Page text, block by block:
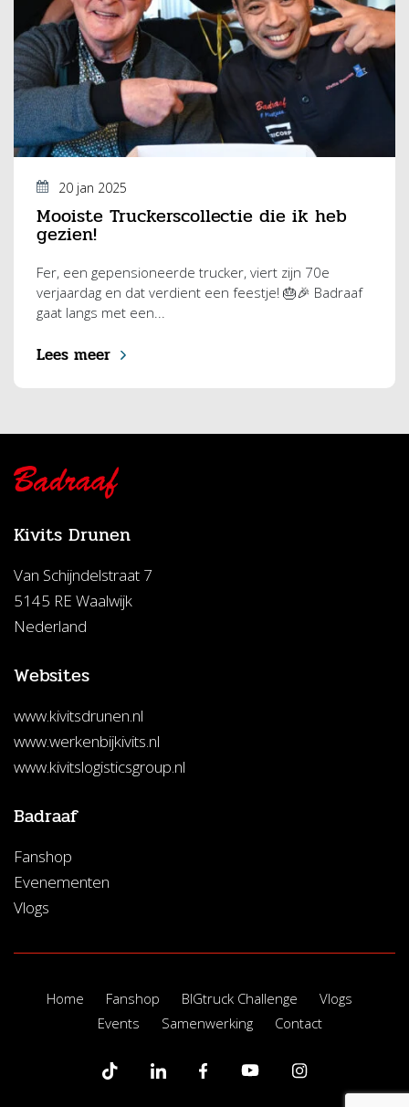
20 jan 2025
Mooiste Truckerscollectie die ik heb
gezien!
Fer, een gepensioneerde trucker, viert zijn 70e
verjaardag en dat verdient een feestje! 🎂🎉 Badraaf
gaat langs met een...
Lees meer
Kivits Drunen
Van Schijndelstraat 7
5145 RE Waalwijk
Nederland
Websites
www.kivitsdrunen.nl
www.werkenbijkivits.nl
www.kivitslogisticsgroup.nl
Badraaf
Fanshop
Evenementen
Vlogs
Home Fanshop BIGtruck Challenge
Vlogs
Events
Samenwerking Contact